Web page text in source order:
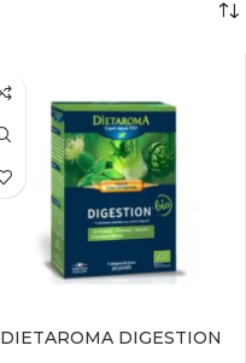
DIETAROMA DIGESTION